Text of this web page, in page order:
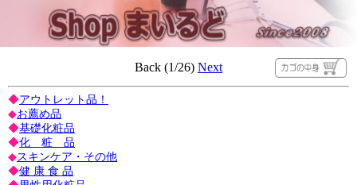
Back (1/26) Next
◆アウトレット品！
◆お薦め品
◆基礎化粧品
◆化 粧 品
◆スキンケア・その他
◆健 康 食 品